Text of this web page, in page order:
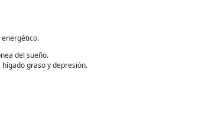
del sueño.
graso y depresión.